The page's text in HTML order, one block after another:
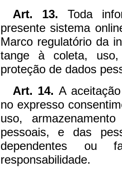
Art. 13. Toda
presente sistema
Marco regulatório da
tange à coleta, uso,
proteção de dados
Art. 14. A
no expresso
uso,
pessoais, e das
dependentes ou
responsabilidade.